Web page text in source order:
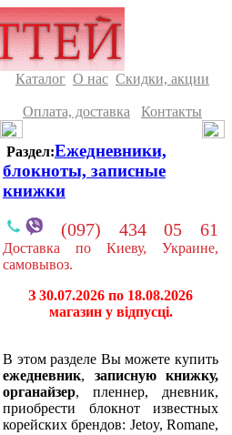
Каталог О нас Скидки, акции
Оплата, доставка Контакты
Раздел:Ежедневники,
блокноты, записные
книжки
(097) 434 05 61
Доставка по Киеву, Украине,
самовывоз.
З 30.07.2026 по 18.08.2026
магазин у відпусці.
В этом разделе Вы можете купить
ежедневник, записную книжку,
органайзер, пленнер, дневник,
приобрести блокнот известных
корейских брендов: Jetoy, Romane,